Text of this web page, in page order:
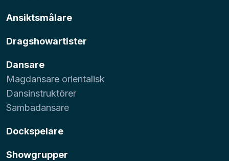
Ansiktsmålare
Dragshowartister
Dansare
Magdansare orientalisk
Dansinstruktörer
Sambadansare
Dockspelare
Showgrupper